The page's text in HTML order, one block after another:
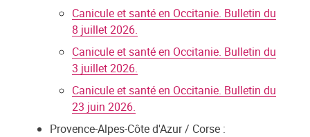
Canicule et santé en Occitanie. Bulletin du
8 juillet 2026.
Canicule et santé en Occitanie. Bulletin du
3 juillet 2026.
Canicule et santé en Occitanie. Bulletin du
23 juin 2026.
Provence-Alpes-Côte d'Azur / Corse :